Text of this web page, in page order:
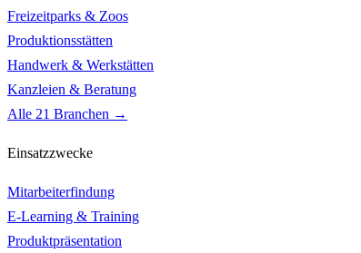
Freizeitparks & Zoos
Produktionsstätten
Handwerk & Werkstätten
Kanzleien & Beratung
Alle 21 Branchen →
Einsatzzwecke
Mitarbeiterfindung
E-Learning & Training
Produktpräsentation